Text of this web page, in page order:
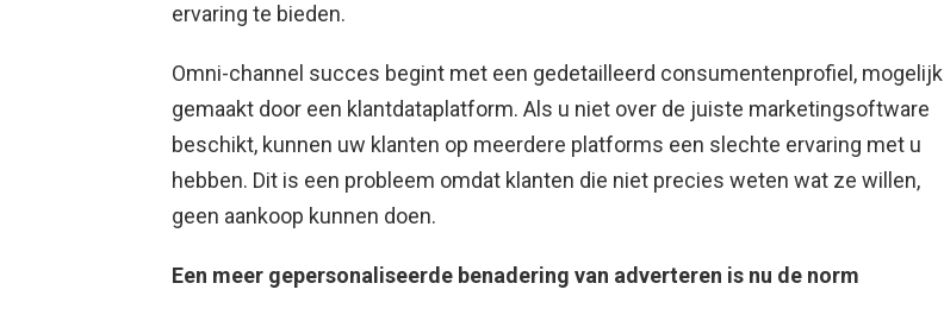
ervaring te bieden.
Omni-channel succes begint met een gedetailleerd consumentenprofiel, mogelijk
gemaakt door een klantdataplatform. Als u niet over de juiste marketingsoftware
beschikt, kunnen uw klanten op meerdere platforms een slechte ervaring met u
hebben. Dit is een probleem omdat klanten die niet precies weten wat ze willen,
geen aankoop kunnen doen.
Een meer gepersonaliseerde benadering van adverteren is nu de norm